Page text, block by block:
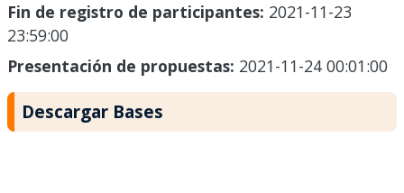
Fin de registro de participantes: 2021-11-23
23:59:00
Presentación de propuestas: 2021-11-24 00:01:00
Descargar Bases